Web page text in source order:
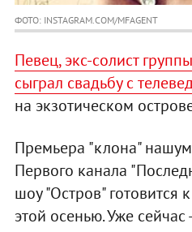
ФОТО: INSTAGRAM.COM/MFAGENT
Певец, экс-солист
сыграл свадьбу с
на экзотическом
Премьера "клона"
Первого канала
шоу "Остров" готовится
этой осенью. Уже сейчас